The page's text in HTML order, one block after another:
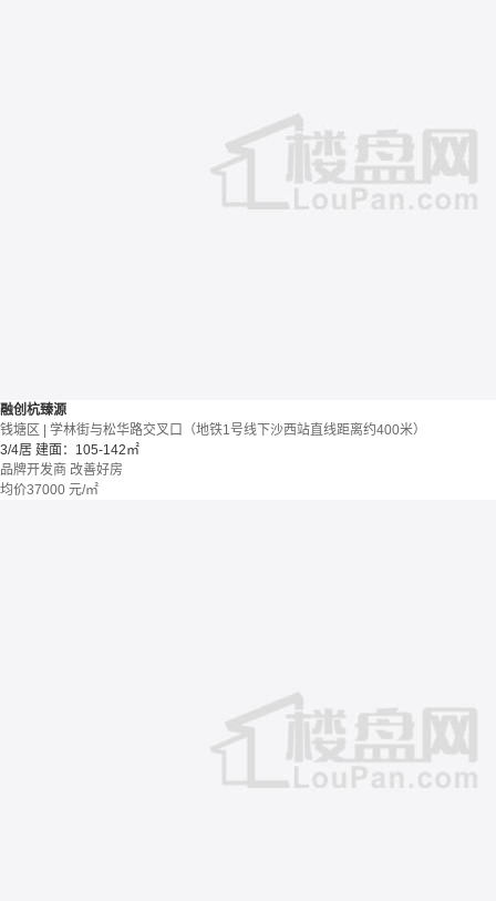
融创杭臻源
钱塘区 | 学林街与松华路交叉口（地铁1号线下沙西站直线距离约400米）
3/4居 建面：105-142㎡
品牌开发商 改善好房
均价37000 元/㎡